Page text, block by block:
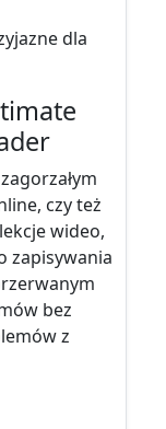
dla
czy też
wideo,
zapisywania
bez
z